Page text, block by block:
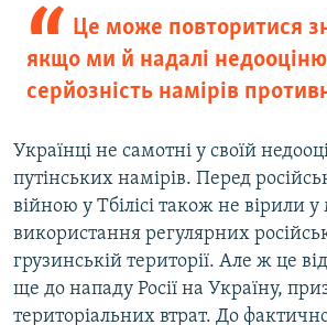
Це може повторитися
якщо ми й надалі
серйозність намірів
Українці не самотні у своїй
путінських намірів. Перед
війною у Тбілісі також не вірили
використання регулярних
грузинській території. Але ж це
ще до нападу Росії на Україну,
територіальних втрат. До